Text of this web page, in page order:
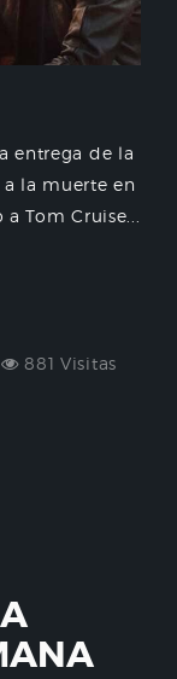
entrega de la
la muerte en
Tom Cruise...
881 Visitas